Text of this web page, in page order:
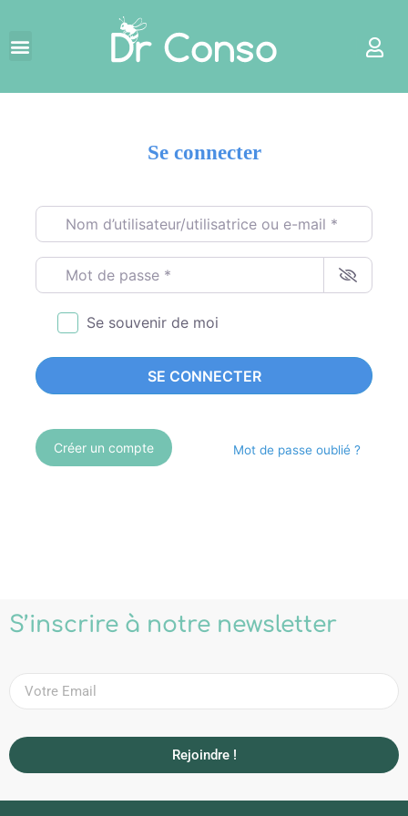
Se connecter
Nom d’utilisateur/utilisatrice ou e-mail*
Mot de passe*
Se souvenir de moi
SE CONNECTER
Créer un compte Mot de passe oublié ?
S’inscrire à notre newsletter
Rejoindre !